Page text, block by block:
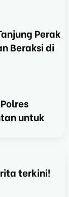
Perak
Beraksi di
untuk
terkini!